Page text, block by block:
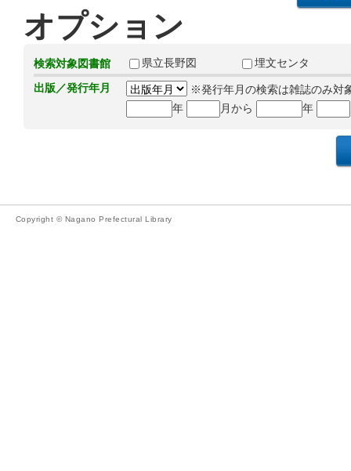
オプション
検索対象図書館 県立長野図
埋文センタ
出版／発行年月
※発行年月の検索は雑誌のみ対
年
月から 年
Copyright © Nagano Prefectural Library